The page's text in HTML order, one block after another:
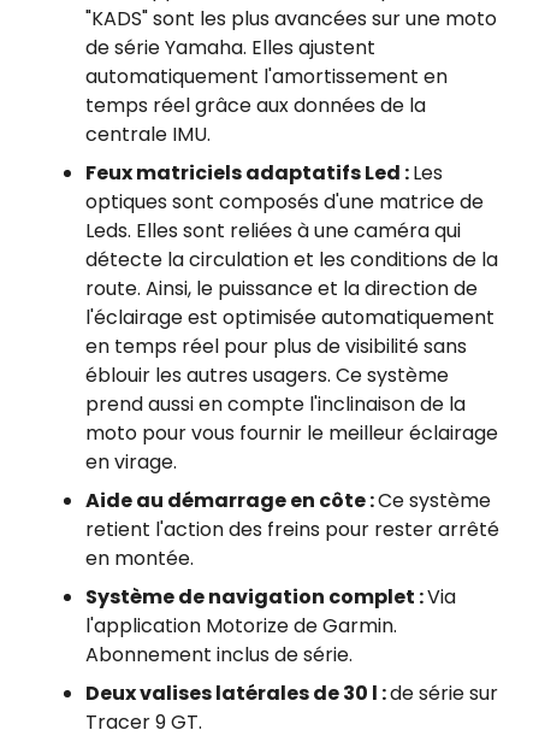
"KADS" sont les plus avancées sur une moto
de série Yamaha. Elles ajustent
automatiquement l'amortissement en
temps réel grâce aux données de la
centrale IMU.
Feux matriciels adaptatifs Led :Les
optiques sont composés d'une matrice de
Leds. Elles sont reliées à une caméra qui
détecte la circulation et les conditions de la
route. Ainsi, le puissance et la direction de
l'éclairage est optimisée automatiquement
en temps réel pour plus de visibilité sans
éblouir les autres usagers. Ce système
prend aussi en compte l'inclinaison de la
moto pour vous fournir le meilleur éclairage
en virage.
Aide au démarrage en côte :Ce système
retient l'action des freins pour rester arrêté
en montée.
Système de navigation complet :Via
l'application Motorize de Garmin.
Abonnement inclus de série.
Deux valises latérales de 30 l :de série sur
Tracer 9 GT.